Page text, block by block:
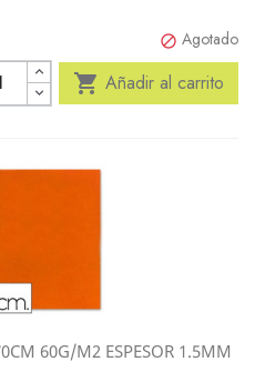
 Agotado
 Añadir al carrito
60G/M2 ESPESOR 1.5MM